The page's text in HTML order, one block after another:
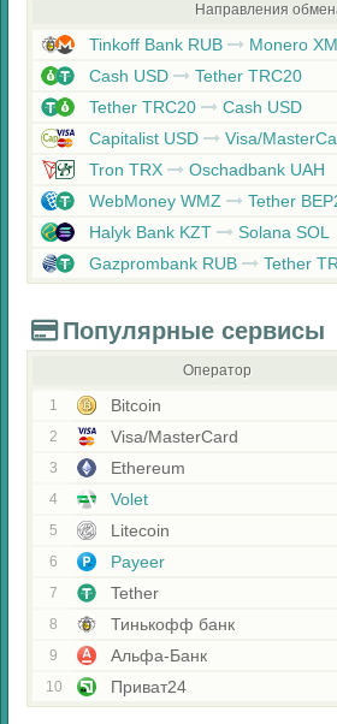
Направления
Tinkoff Bank RUB
Monero
Cash USD
Tether TRC20
Tether TRC20
Cash USD
Capitalist USD
Visa/
Tron TRX
Oschadbank UAH
WebMoney WMZ
Tether
Halyk Bank KZT
Solana SOL
Gazprombank RUB
Tether
Популярные сервисы
Оператор
1 Bitcoin
2 Visa/MasterCard
3 Ethereum
4 Volet
5 Litecoin
6 Payeer
7 Tether
8 Тинькофф банк
9 Альфа-Банк
10 Приват24